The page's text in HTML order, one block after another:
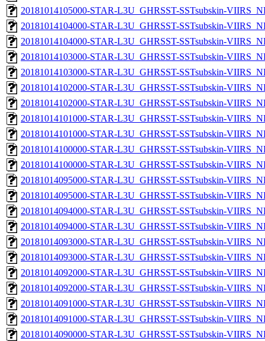
20181014105000-STAR-L3U_GHRSST-SSTsubskin-
20181014104000-STAR-L3U_GHRSST-SSTsubskin-
20181014104000-STAR-L3U_GHRSST-SSTsubskin-
20181014103000-STAR-L3U_GHRSST-SSTsubskin-
20181014103000-STAR-L3U_GHRSST-SSTsubskin-
20181014102000-STAR-L3U_GHRSST-SSTsubskin-
20181014102000-STAR-L3U_GHRSST-SSTsubskin-
20181014101000-STAR-L3U_GHRSST-SSTsubskin-
20181014101000-STAR-L3U_GHRSST-SSTsubskin-
20181014100000-STAR-L3U_GHRSST-SSTsubskin-
20181014100000-STAR-L3U_GHRSST-SSTsubskin-
20181014095000-STAR-L3U_GHRSST-SSTsubskin-
20181014095000-STAR-L3U_GHRSST-SSTsubskin-
20181014094000-STAR-L3U_GHRSST-SSTsubskin-
20181014094000-STAR-L3U_GHRSST-SSTsubskin-
20181014093000-STAR-L3U_GHRSST-SSTsubskin-
20181014093000-STAR-L3U_GHRSST-SSTsubskin-
20181014092000-STAR-L3U_GHRSST-SSTsubskin-
20181014092000-STAR-L3U_GHRSST-SSTsubskin-
20181014091000-STAR-L3U_GHRSST-SSTsubskin-
20181014091000-STAR-L3U_GHRSST-SSTsubskin-
20181014090000-STAR-L3U_GHRSST-SSTsubskin-